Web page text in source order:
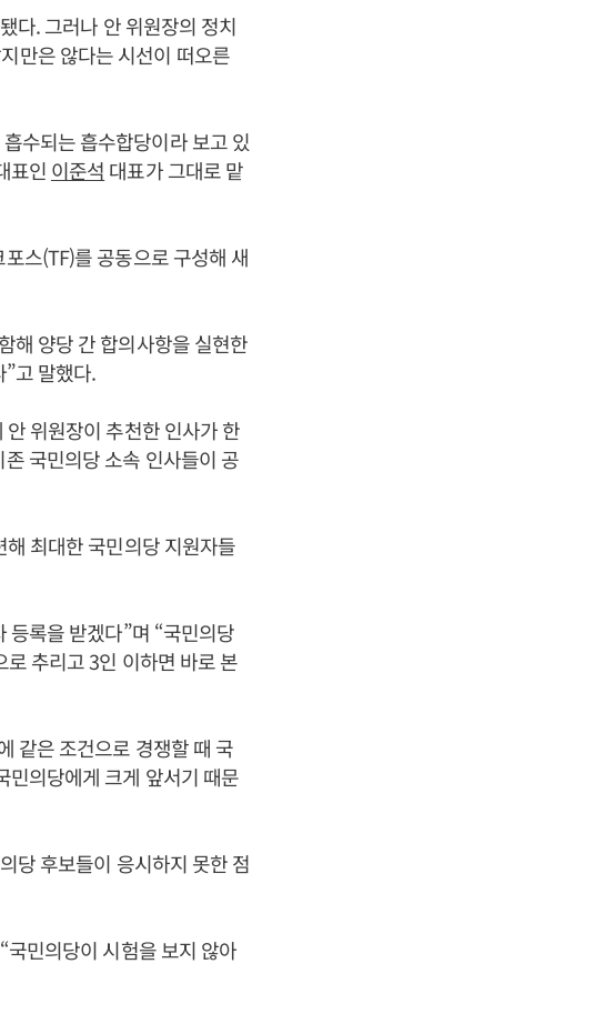
다. 그러나 안 위원장의 정치
만은 않다는 시선이 떠오른
수되는 흡수합당이라 보고 있
표인 이준석 대표가 그대로 맡
스(TF)를 공동으로 구성해 새
해 양당 간 합의사항을 실현한
고 말했다.
안 위원장이 추천한 인사가 한
국민의당 소속 인사들이 공
최대한 국민의당 지원자들
등록을 받겠다”며 “국민의당
추리고 3인 이하면 바로 본
같은 조건으로 경쟁할 때 국
민의당에게 크게 앞서기 때문
당 후보들이 응시하지 못한 점
국민의당이 시험을 보지 않아